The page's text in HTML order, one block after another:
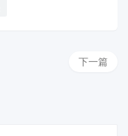
下一篇